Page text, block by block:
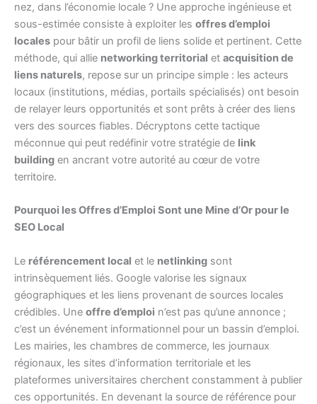
nez, dans l’économie locale ? Une approche ingénieuse et
sous-estimée consiste à exploiter les offres d’emploi
locales pour bâtir un profil de liens solide et pertinent. Cette
méthode, qui allie networking territorial et acquisition de
liens naturels, repose sur un principe simple : les acteurs
locaux (institutions, médias, portails spécialisés) ont besoin
de relayer leurs opportunités et sont prêts à créer des liens
vers des sources fiables. Décryptons cette tactique
méconnue qui peut redéfinir votre stratégie de link
building en ancrant votre autorité au cœur de votre
territoire.
Pourquoi les Offres d’Emploi Sont une Mine d’Or pour le
SEO Local
Le référencement local et le netlinking sont
intrinsèquement liés. Google valorise les signaux
géographiques et les liens provenant de sources locales
crédibles. Une offre d’emploi n’est pas qu’une annonce ;
c’est un événement informationnel pour un bassin d’emploi.
Les mairies, les chambres de commerce, les journaux
régionaux, les sites d’information territoriale et les
plateformes universitaires cherchent constamment à publier
ces opportunités. En devenant la source de référence pour